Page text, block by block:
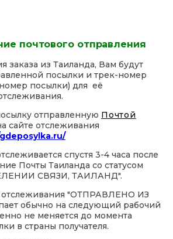
почтового отправления
заказа из Таиланда, Вам будут
посылки и трек-номер
посылки) для её
отправленную Почтой
сайте отслеживания
спустя 3-4 часа после
Почты Таиланда со статусом
СВЯЗИ, ТАИЛАНД".
отслеживания "ОТПРАВЛЕНО ИЗ
обычно на следующий рабочий
не меняется до момента
в страны получателя.